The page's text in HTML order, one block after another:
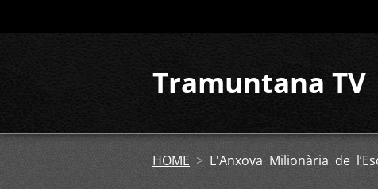
Tramuntana TV
HOME > L'Anxova Milionària de